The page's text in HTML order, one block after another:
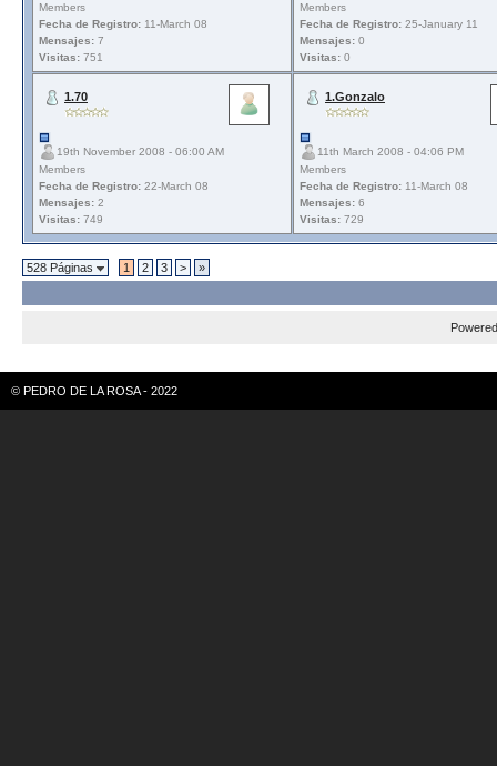
Members
Fecha de Registro: 11-March 08
Mensajes: 7
Visitas: 751
Members
Fecha de Registro: 25-January 11
Mensajes: 0
Visitas: 0
1.70
19th November 2008 - 06:00 AM
Members
Fecha de Registro: 22-March 08
Mensajes: 2
Visitas: 749
1.Gonzalo
11th March 2008 - 04:06 PM
Members
Fecha de Registro: 11-March 08
Mensajes: 6
Visitas: 729
528 Páginas 1 2 3 > »
© PEDRO DE LA ROSA - 2022